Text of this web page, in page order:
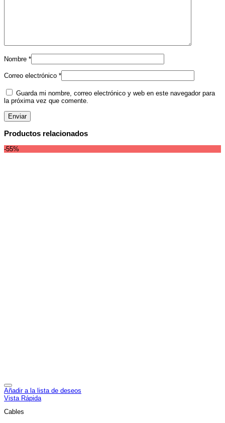
Nombre *
Correo electrónico *
Guarda mi nombre, correo electrónico y web en este navegador para
la próxima vez que comente.
Productos relacionados
-55%
Añadir a la lista de deseos
Vista Rápida
Cables